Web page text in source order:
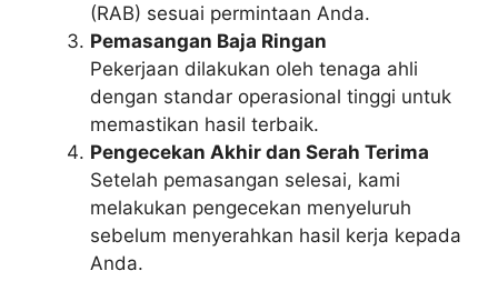
(RAB) sesuai permintaan Anda.
Pemasangan Baja Ringan
Pekerjaan dilakukan oleh tenaga ahli
dengan standar operasional tinggi untuk
memastikan hasil terbaik.
Pengecekan Akhir dan Serah Terima
Setelah pemasangan selesai, kami
melakukan pengecekan menyeluruh
sebelum menyerahkan hasil kerja kepada
Anda.